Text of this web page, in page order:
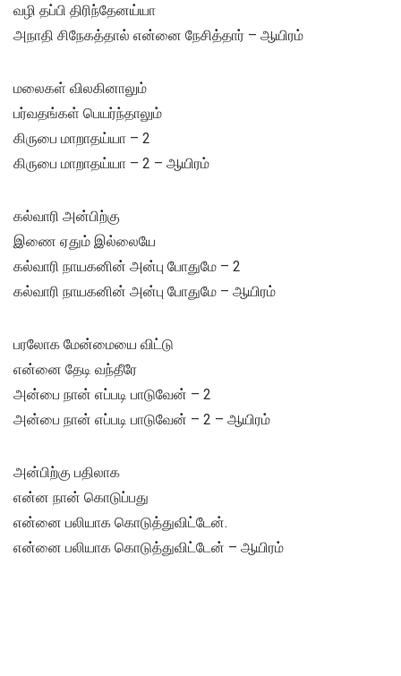
வழி தப்பி திரிந்தேனய்யா
அநாதி சிநேகத்தால் என்னை நேசித்தார் – ஆயிரம்
மலைகள் விலகினாலும்
பர்வதங்கள் பெயர்ந்தாலும்
கிருபை மாறாதய்யா – 2
கிருபை மாறாதய்யா – 2 – ஆயிரம்
கல்வாரி அன்பிற்கு
இணை ஏதும் இல்லையே
கல்வாரி நாயகனின் அன்பு போதுமே – 2
கல்வாரி நாயகனின் அன்பு போதுமே – ஆயிரம்
பரலோக மேன்மையை விட்டு
என்னை தேடி வந்தீரே
அன்பை நான் எப்படி பாடுவேன் – 2
அன்பை நான் எப்படி பாடுவேன் – 2 – ஆயிரம்
அன்பிற்கு பதிலாக
என்ன நான் கொடுப்பது
என்னை பலியாக கொடுத்துவிட்டேன்.
என்னை பலியாக கொடுத்துவிட்டேன் – ஆயிரம்